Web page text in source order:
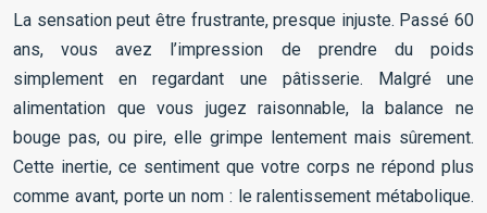
La sensation peut être frustrante, presque injuste. Passé 60
ans, vous avez l’impression de prendre du poids
simplement en regardant une pâtisserie. Malgré une
alimentation que vous jugez raisonnable, la balance ne
bouge pas, ou pire, elle grimpe lentement mais sûrement.
Cette inertie, ce sentiment que votre corps ne répond plus
comme avant, porte un nom : le ralentissement métabolique.